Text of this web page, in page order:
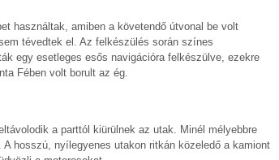
használtak, amiben a követendő útvonal be volt
tévedtek el. Az felkészülés során színes
egy esetleges esős navigációra felkészülve, ezekre
Fében volt borult az ég.
a parttól kiürülnek az utak. Minél mélyebbre
hosszú, nyílegyenes utakon ritkán közeledő a kamiont